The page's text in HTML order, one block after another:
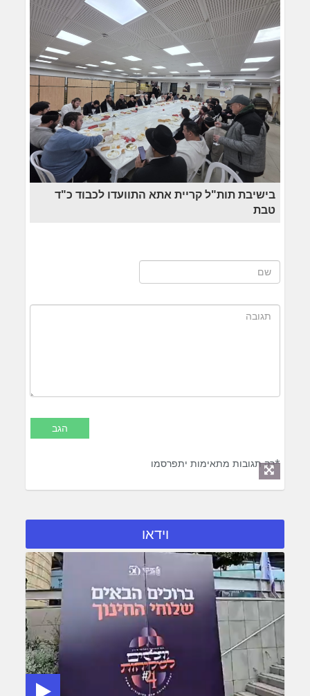
בישיבת תות"ל קריית אתא התוועדו לכבוד כ"ד
טבת
*רק תגובות מתאימות יתפרסמו
וידאו